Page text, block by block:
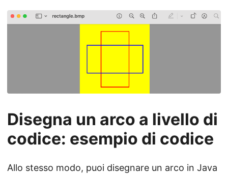
Disegna un arco a livello di
codice: esempio di codice
Allo stesso modo, puoi disegnare un arco in Java